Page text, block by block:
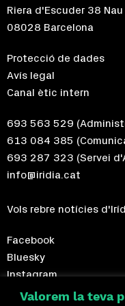
Valorem la teva
Riera d'Escuder 38
08028 Barcelona
Protecció de dades
Avís legal
Canal ètic intern
693 563 529
613 084 385
693 287 323 (Servei
info@iridia.cat
Vols rebre notícies
Facebook
Bluesky
Instagram
Telegram